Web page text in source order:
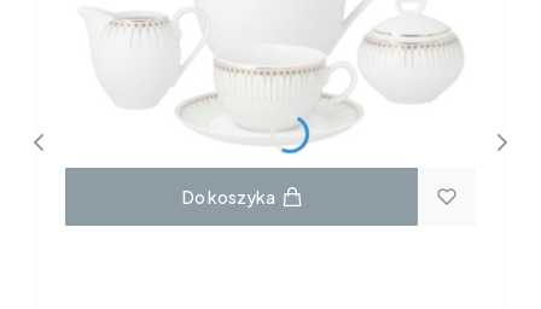
Do koszyka